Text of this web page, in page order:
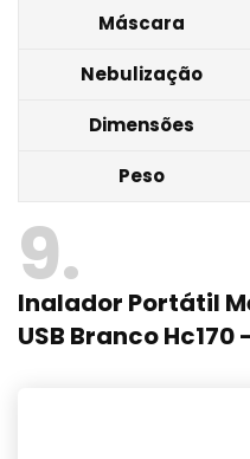
Máscara
Nebulização
Dimensões
Peso
9
Inalador Portátil
USB Branco